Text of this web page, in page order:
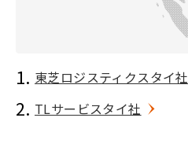
東芝ロジスティクスタイ社
TLサービスタイ社